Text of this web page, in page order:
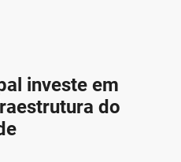
investe em
do